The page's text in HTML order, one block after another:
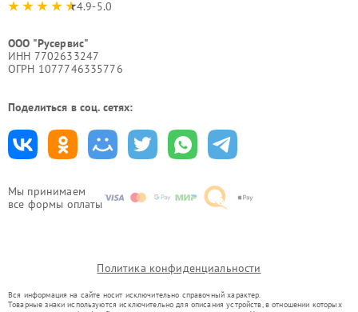
Мы принимаем
все формы оплаты
4.9-5.0
ООО "Русервис"
ИНН 7702633247
ОГРН 1077746335776
Поделиться в соц. сетях:
Политика конфиденциальности
Вся информация на сайте носит исключительно справочный характер.
Товарные знаки используются исключительно для описания устройств, в отношении которых